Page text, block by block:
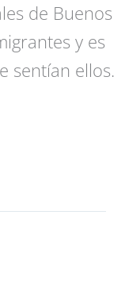
de Buenos
y es
sentían ellos.